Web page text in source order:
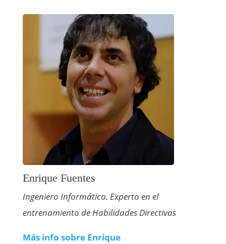
Enrique Fuentes
Ingeniero Informático. Experto en el
entrenamiento de Habilidades Directivas
Más info sobre Enrique